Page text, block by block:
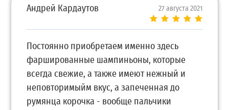
Андрей Кардаутов 27 августа 2021
Постоянно приобретаем именно здесь
фаршированные шампиньоны, которые
всегда свежие, а также имеют нежный и
неповторимыйм вкус, а запеченная до
румянца корочка - вообще пальчики